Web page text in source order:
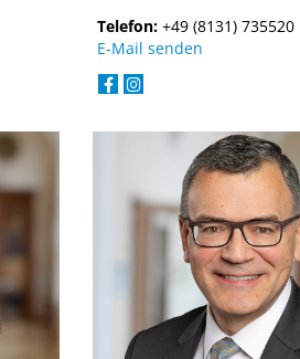
Telefon: +49 (8131) 735520
E-Mail senden